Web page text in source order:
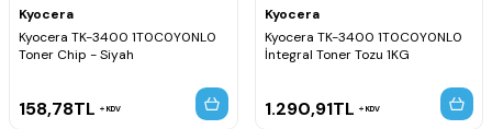
Kyocera
Kyocera TK-3400 1T0C0Y0NL0
Toner Chip - Siyah
158,78TL KDV
Kyocera
Kyocera TK-3400 1T0C0Y0NL0
İntegral Toner Tozu 1KG
1.290,91TL KDV